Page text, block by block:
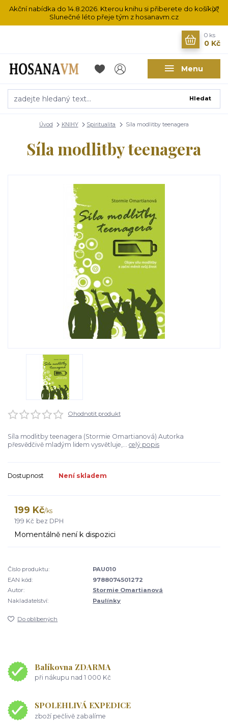
Akční nabídka do 14.8.2026. Kterou knihu si přiberete do košíku?
Slunečné léto přeje tým z hosanavm.cz
Menu
Hledat
0 ks
0 Kč
Úvod KNIHY Spiritualita Síla modlitby teenagera
Síla modlitby teenagera
Ohodnotit produkt
Síla modlitby teenagera (Stormie Omartianová) Autorka
přesvědčivě mladým lidem vysvětluje,... celý popis
Dostupnost Není skladem
199 Kč/ks
199 Kč bez DPH
Momentálně není k dispozici
Číslo produktu:
PAU010
EAN kód:
9788074501272
Autor:
Stormie Omartianová
Nakladatelství:
Paulínky
Do oblíbených
Balíkovna ZDARMA
při nákupu nad 1 000 Kč
SPOLEHLIVÁ EXPEDICE
zboží pečlivě zabalíme